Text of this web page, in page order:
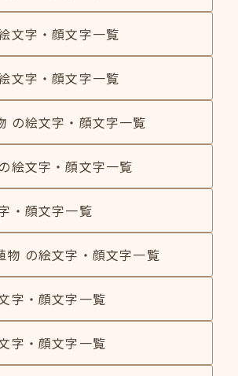
文字・顔文字一覧
文字・顔文字一覧
の絵文字・顔文字一覧
絵文字・顔文字一覧
・顔文字一覧
物 の絵文字・顔文字一覧
字・顔文字一覧
字・顔文字一覧